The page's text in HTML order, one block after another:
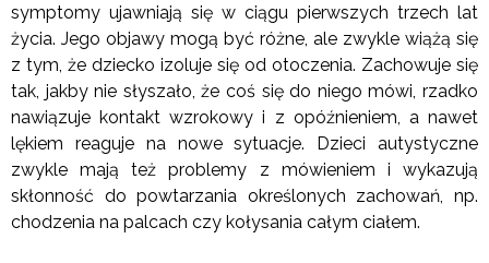
symptomy ujawniają się w ciągu pierwszych trzech lat
życia. Jego objawy mogą być różne, ale zwykle wiążą się
z tym, że dziecko izoluje się od otoczenia. Zachowuje się
tak, jakby nie słyszało, że coś się do niego mówi, rzadko
nawiązuje kontakt wzrokowy i z opóźnieniem, a nawet
lękiem reaguje na nowe sytuacje. Dzieci autystyczne
zwykle mają też problemy z mówieniem i wykazują
skłonność do powtarzania określonych zachowań, np.
chodzenia na palcach czy kołysania całym ciałem.